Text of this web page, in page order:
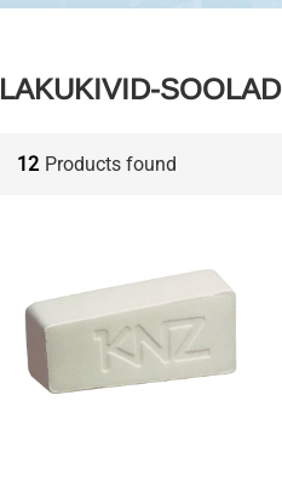
LAKUKIVID-SOOLAD
12 Products found